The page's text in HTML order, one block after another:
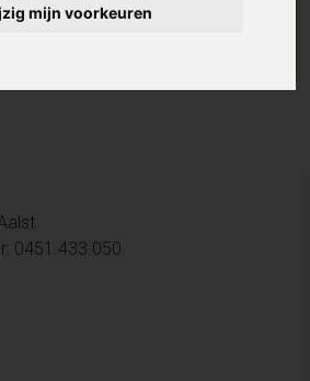
mijn voorkeuren
0451.433.050